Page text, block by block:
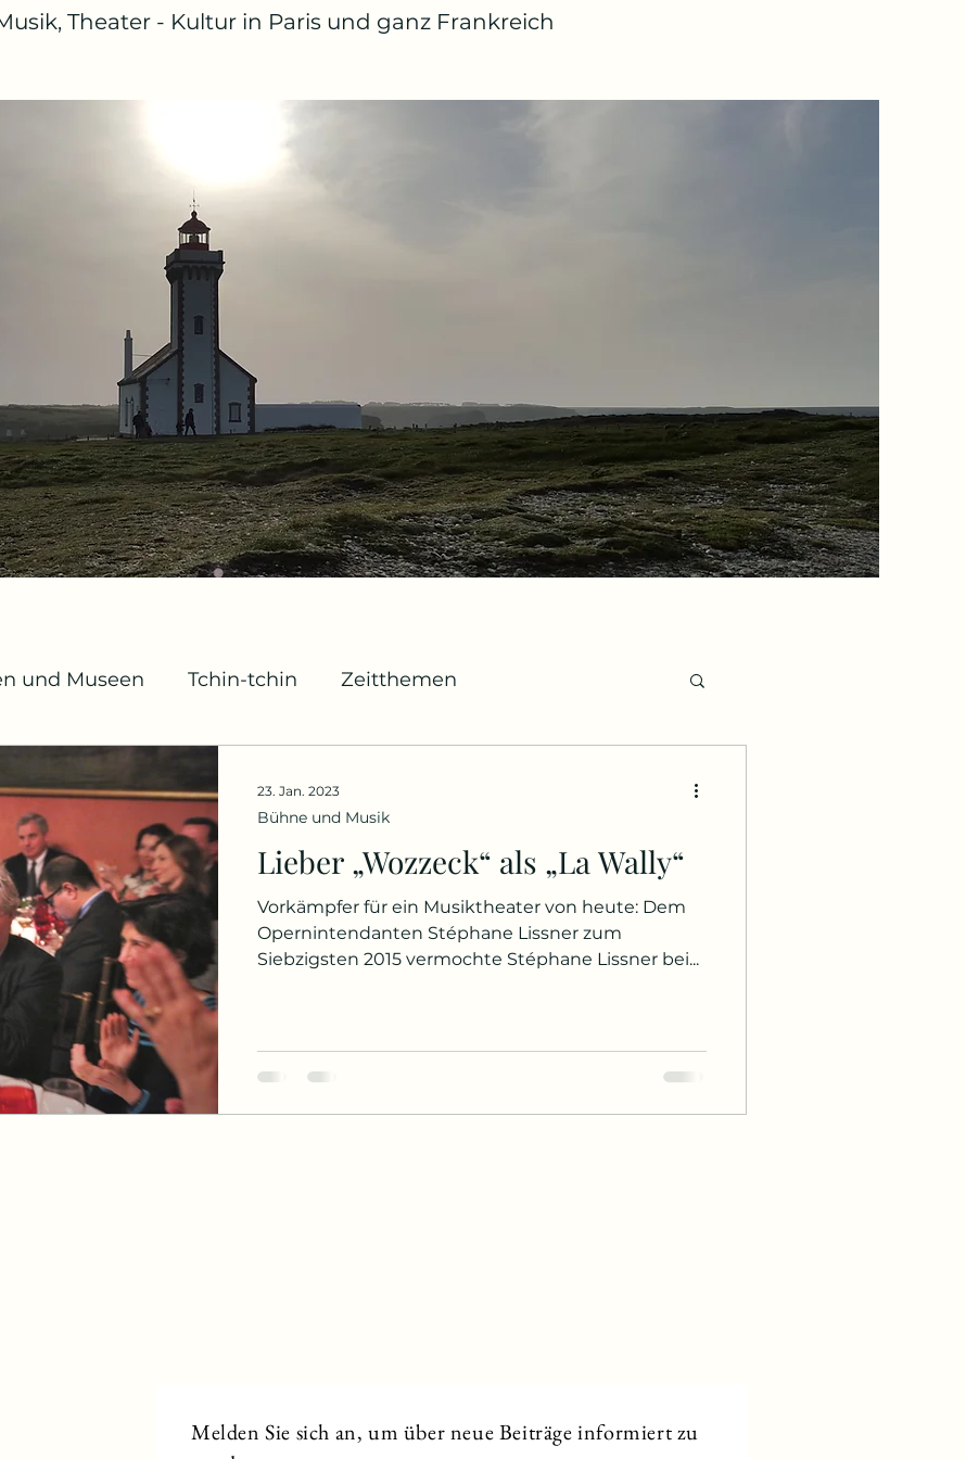
Theater - Kultur in Paris und ganz Frankreich
und Museen Tchin-tchin Zeitthemen
und Leinwand Lieber „Wozzeck“ als „La Wally“
Vorkämpfer für ein Musiktheater von heute: Dem
Opernintendanten Stéphane Lissner zum
Siebzigsten 2015 vermochte Stéphane Lissner bei...
Bühne und Musik
23. Jan. 2023
Melden Sie sich an, um über neue Beiträge informiert zu